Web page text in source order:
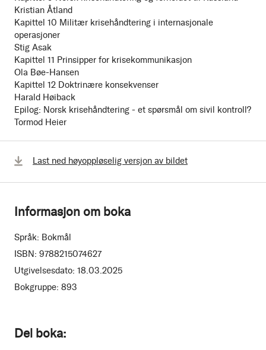
Kristian Åtland
Kapittel 10 Militær krisehåndtering i internasjonale
operasjoner
Stig Asak
Kapittel 11 Prinsipper for krisekommunikasjon
Ola Bøe-Hansen
Kapittel 12 Doktrinære konsekvenser
Harald Høiback
Epilog: Norsk krisehåndtering - et spørsmål om sivil kontroll?
Tormod Heier
Del boka:
Last ned høyoppløselig versjon av bildet
Informasjon om boka
Språk: Bokmål
ISBN: 9788215074627
Utgivelsesdato: 18.03.2025
Bokgruppe: 893